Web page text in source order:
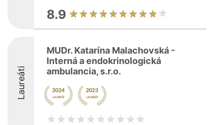
8.9
Laureáti
MUDr. Katarína Malachovská -
Interná a endokrinologická
ambulancia, s.r.o.